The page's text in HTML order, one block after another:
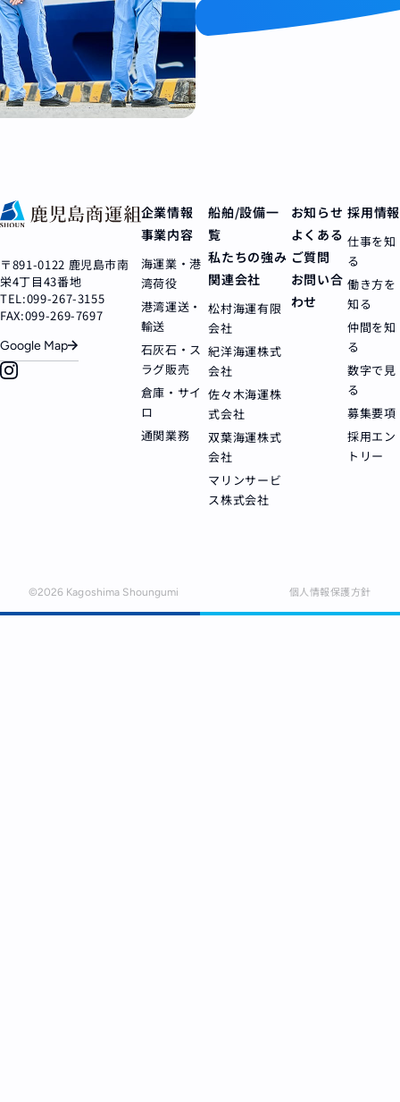
企業情報
事業内容
海運業・港
湾荷役
港湾運送・
輸送
石灰石・ス
ラグ販売
倉庫・サイ
ロ
通関業務
船舶/設備一
覧
私たちの強み
関連会社
松村海運有限
会社
紀洋海運株式
会社
佐々木海運株
式会社
双葉海運株式
会社
マリンサービ
ス株式会社
お知らせ
よくある
ご質問
お問い合
わせ
採用情報
仕事を知
る
働き方を
知る
仲間を知
る
数字で見
る
募集要項
採用エン
トリー
〒891-0122 鹿児島市南
栄4丁目43番地
TEL:099-267-3155
FAX:099-269-7697
Google Map
©2026 Kagoshima Shoungumi 個人情報保護方針